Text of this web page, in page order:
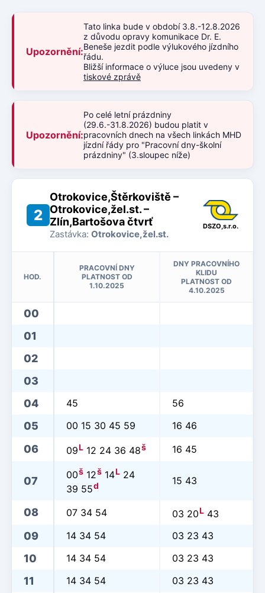
Upozornění:
Tato linka bude v období 3.8.-12.8.2026
z důvodu opravy komunikace Dr. E.
Beneše jezdit podle výlukového jízdního
řádu.
Bližší informace o výluce jsou uvedeny v
tiskové zprávě
Upozornění:
Po celé letní prázdniny
(29.6.-31.8.2026) budou platit v
pracovních dnech na všech linkách MHD
jízdní řády pro "Pracovní dny-školní
prázdniny" (3.sloupec níže)
2
Otrokovice,Štěrkoviště –
Otrokovice,žel.st. –
Zlín,Bartošova čtvrť
Zastávka: Otrokovice,žel.st.
DSZO,s.r.o.
HOD.
PRACOVNÍ DNY
PLATNOST OD
1.10.2025
DNY PRACOVNÍHO
KLIDU
PLATNOST OD
4.10.2025
00
01
02
03
04
45 56
05 00 15 30 45 59 16 46
06 09L 12 24 36 48š 16 45
07 00š 12š 14L 24
39 55d 15 43
08 07 34 54 03 20L 43
09 14 34 54 03 23 43
10 14 34 54 03 23 43
11 14 34 54 03 23 43